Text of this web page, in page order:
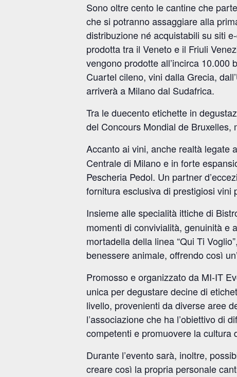
Sono oltre cento le cantine che
che si potranno assaggiare alla
distribuzione né acquistabili su siti
prodotta tra il Veneto e il Friuli
vengono prodotte all’incirca
Cuartel cileno, vini dalla Grecia,
arriverà a Milano dal Sudafrica.
Tra le duecento etichette in
del Concours Mondial de
Accanto ai vini, anche realtà legate
Centrale di Milano e in forte
Pescheria Pedol. Un partner
fornitura esclusiva di prestigiosi vini
Insieme alle specialità ittiche di
momenti di convivialità, genuinità e
mortadella della linea “Qui Ti
benessere animale, offrendo così
Promosso e organizzato da MI-IT
unica per degustare decine di
livello, provenienti da diverse aree
l’associazione che ha l’obiettivo di
competenti e promuovere la
Durante l’evento sarà, inoltre,
creare così la propria personale